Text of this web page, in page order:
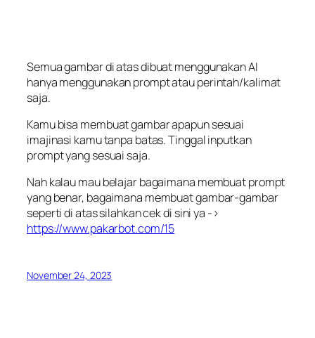
Semua gambar di atas dibuat menggunakan AI
hanya menggunakan prompt atau perintah/kalimat
saja.
Kamu bisa membuat gambar apapun sesuai
imajinasi kamu tanpa batas. Tinggal inputkan
prompt yang sesuai saja.
Nah kalau mau belajar bagaimana membuat prompt
yang benar, bagaimana membuat gambar-gambar
seperti di atas silahkan cek di sini ya ->
https://www.pakarbot.com/15
November 24, 2023